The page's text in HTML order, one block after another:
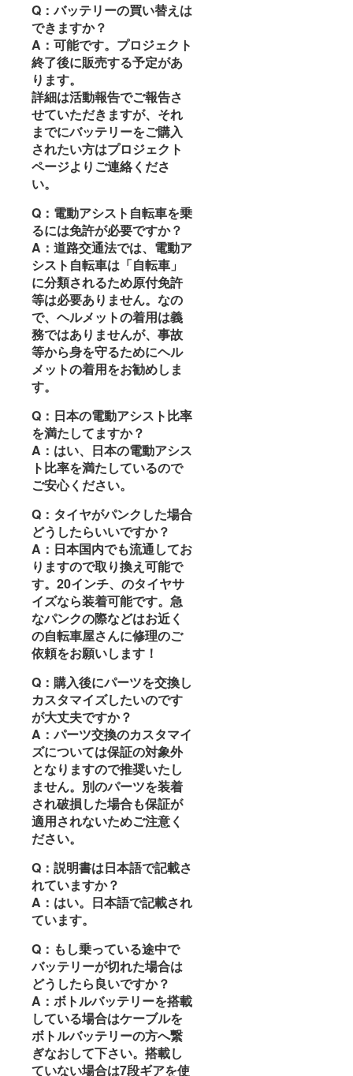
Q：バッテリーの買い替えは
できますか？
A：可能です。プロジェクト
終了後に販売する予定があ
ります。
詳細は活動報告でご報告さ
せていただきますが、それ
までにバッテリーをご購入
されたい方はプロジェクト
ページよりご連絡くださ
い。
Q：電動アシスト自転車を乗
るには免許が必要ですか？
A：道路交通法では、電動ア
シスト自転車は「自転車」
に分類されるため原付免許
等は必要ありません。なの
で、ヘルメットの着用は義
務ではありませんが、事故
等から身を守るためにヘル
メットの着用をお勧めしま
す。
Q：日本の電動アシスト比率
を満たしてますか？
A：はい、日本の電動アシス
ト比率を満たしているので
ご安心ください。
Q：タイヤがパンクした場合
どうしたらいいですか？
A：日本国内でも流通してお
りますので取り換え可能で
す。20インチ、のタイヤサ
イズなら装着可能です。急
なパンクの際などはお近く
の自転車屋さんに修理のご
依頼をお願いします！
Q：購入後にパーツを交換し
カスタマイズしたいのです
が大丈夫ですか？
A：パーツ交換のカスタマイ
ズについては保証の対象外
となりますので推奨いたし
ません。別のパーツを装着
され破損した場合も保証が
適用されないためご注意く
ださい。
Q：説明書は日本語で記載さ
れていますか？
A：はい。日本語で記載され
ています。
Q：もし乗っている途中で
バッテリーが切れた場合は
どうしたら良いですか？
A：ボトルバッテリーを搭載
している場合はケーブルを
ボトルバッテリーの方へ繋
ぎなおして下さい。搭載し
ていない場合は7段ギアを使